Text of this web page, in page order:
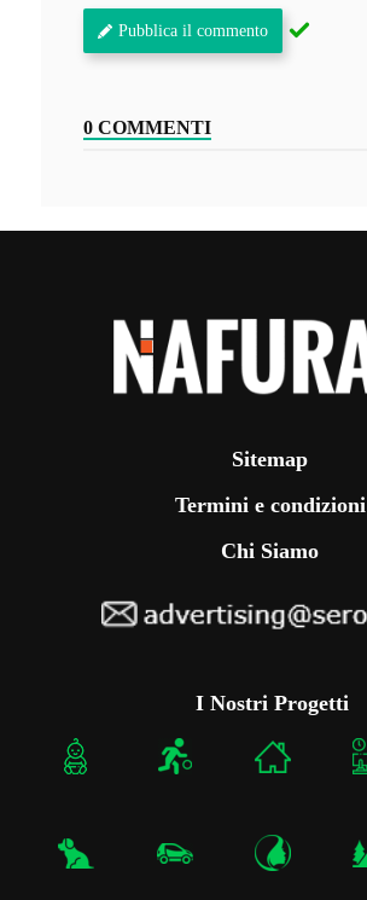
Pubblica il commento
0 COMMENTI
Sitemap
Termini e condizioni
Chi Siamo
I Nostri Progetti